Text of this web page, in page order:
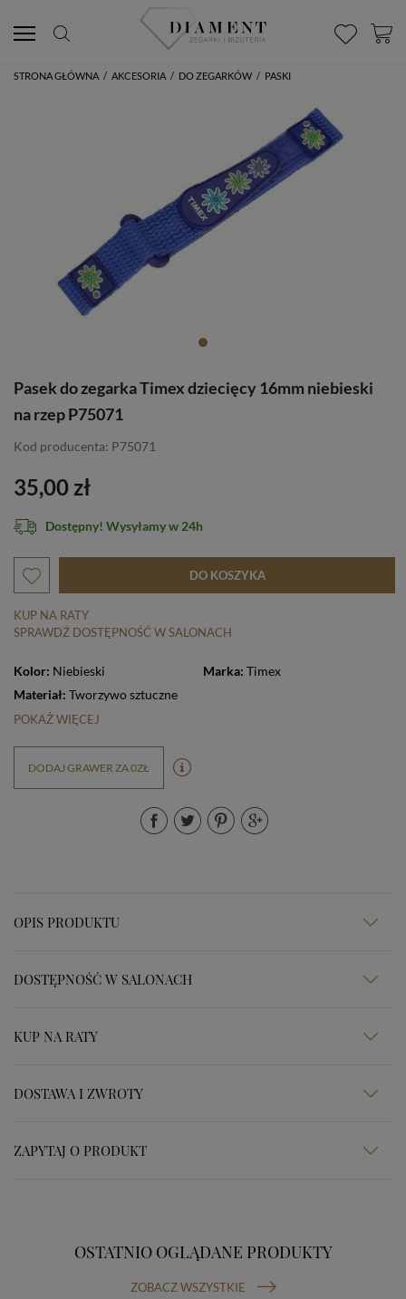
STRONA GŁÓWNA / AKCESORIA / DO ZEGARKÓW / PASKI
Pasek do zegarka Timex dziecięcy 16mm niebieski
na rzep P75071
Kod producenta: P75071
35,00 zł
Dostępny! Wysyłamy w 24h
DO KOSZYKA
KUP NA RATY
SPRAWDŹ DOSTĘPNOŚĆ W SALONACH
Kolor: Niebieski Marka: Timex
Materiał: Tworzywo sztuczne
POKAŻ WIĘCEJ
DODAJ GRAWER ZA 0ZŁ
OPIS PRODUKTU
DOSTĘPNOŚĆ W SALONACH
KUP NA RATY
DOSTAWA I ZWROTY
ZAPYTAJ O PRODUKT
OSTATNIO OGLĄDANE PRODUKTY
ZOBACZ WSZYSTKIE